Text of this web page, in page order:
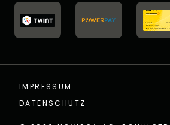
IMPRESSUM
DATENSCHUTZ